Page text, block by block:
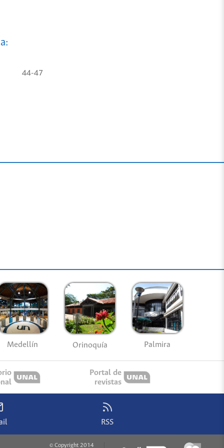
44-47
Medellín Orinoquía Palmira
Portal de
revistas
RSS
© Copyright 2014